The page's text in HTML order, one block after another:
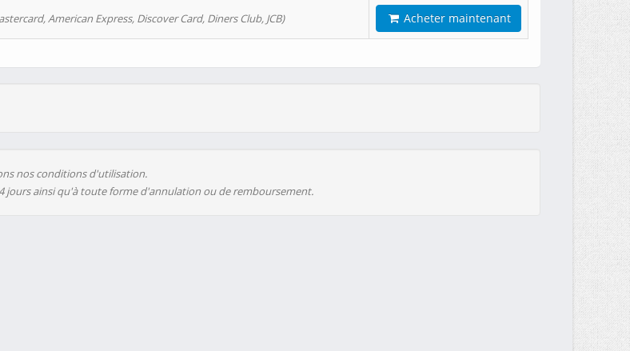
American Express, Discover Card, Diners Club, JCB) Acheter maintenant
nos conditions d'utilisation.
jours ainsi qu'à toute forme d'annulation ou de remboursement.